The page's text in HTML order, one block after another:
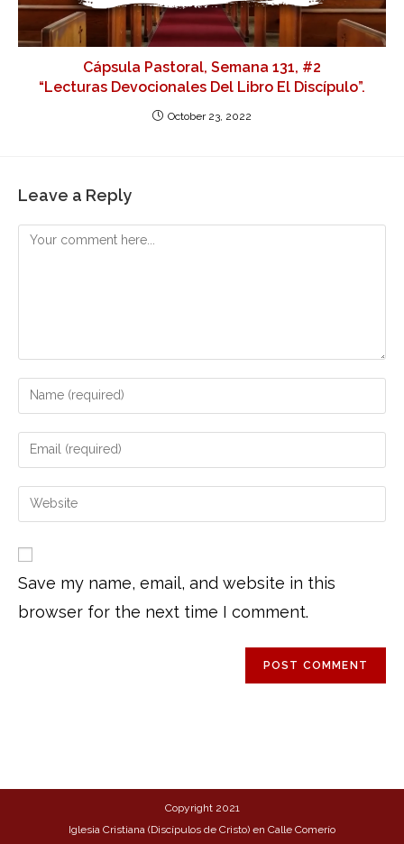
Cápsula Pastoral, Semana 131, #2
“Lecturas Devocionales Del Libro El Discípulo”.
October 23, 2022
Leave a Reply
Save my name, email, and website in this
browser for the next time I comment.
Copyright 2021
Iglesia Cristiana (Discípulos de Cristo) en Calle Comerío